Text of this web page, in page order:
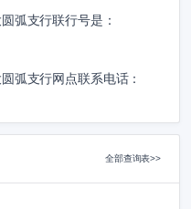
弧支行联行号是：
弧支行网点联系电话：
全部查询表>>